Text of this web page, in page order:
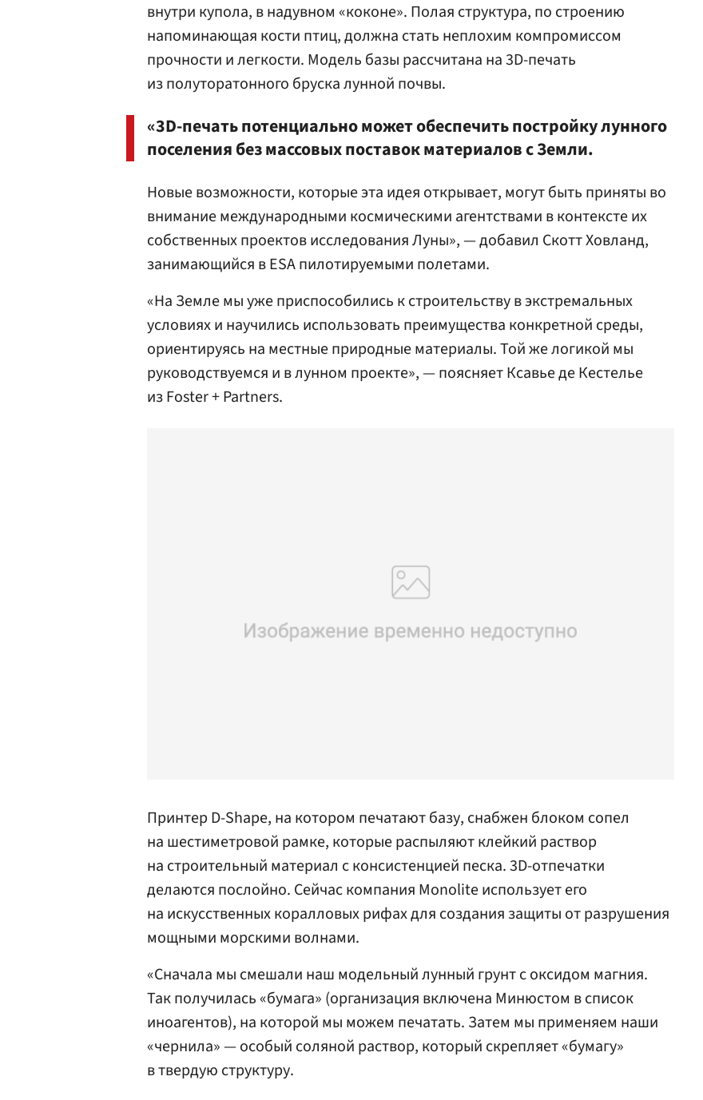
внутри купола, в надувном «коконе». Полая структура, по строению
напоминающая кости птиц, должна стать неплохим компромиссом
прочности и легкости. Модель базы рассчитана на 3D-печать
из полуторатонного бруска лунной почвы.
«3D-печать потенциально может обеспечить постройку лунного
поселения без массовых поставок материалов с Земли.
Новые возможности, которые эта идея открывает, могут быть приняты во
внимание международными космическими агентствами в контексте их
собственных проектов исследования Луны», — добавил Скотт Ховланд,
занимающийся в ESA пилотируемыми полетами.
«На Земле мы уже приспособились к строительству в экстремальных
условиях и научились использовать преимущества конкретной среды,
ориентируясь на местные природные материалы. Той же логикой мы
руководствуемся и в лунном проекте», — поясняет Ксавье де Кестелье
из Foster + Partners.
Принтер D-Shape, на котором печатают базу, снабжен блоком сопел
на шестиметровой рамке, которые распыляют клейкий раствор
на строительный материал с консистенцией песка. 3D-отпечатки
делаются послойно. Сейчас компания Monolite использует его
на искусственных коралловых рифах для создания защиты от разрушения
мощными морскими волнами.
«Сначала мы смешали наш модельный лунный грунт с оксидом магния.
Так получилась «бумага» (организация включена Минюстом в список
иноагентов), на которой мы можем печатать. Затем мы применяем наши
«чернила» — особый соляной раствор, который скрепляет «бумагу»
в твердую структуру.